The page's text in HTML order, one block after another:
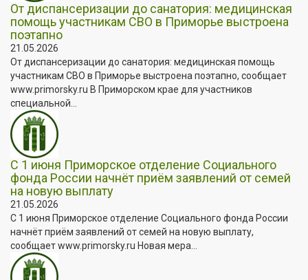
От диспансеризации до санатория: медицинская
помощь участникам СВО в Приморье выстроена
поэтапно
21.05.2026
От диспансеризации до санатория: медицинская помощь
участникам СВО в Приморье выстроена поэтапно, сообщает
www.primorsky.ru В Приморском крае для участников
специальной...
С 1 июня Приморское отделение Социального
фонда России начнёт приём заявлений от семей
на новую выплату
21.05.2026
С 1 июня Приморское отделение Социального фонда России
начнёт приём заявлений от семей на новую выплату,
сообщает www.primorsky.ru Новая мера...